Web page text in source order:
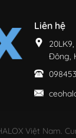
Liên hệ
Đông,
Việt Nam.